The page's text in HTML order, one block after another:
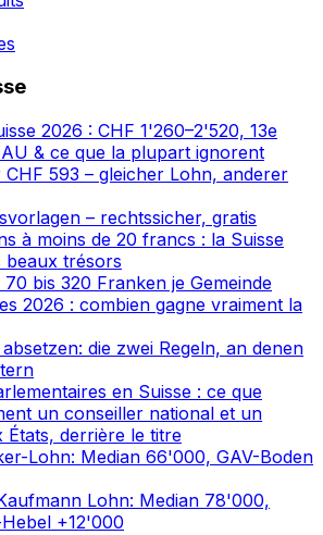
2026 : CHF 1'260–2'520, 13e
& ce que la plupart ignorent
CHF 593 – gleicher Lohn, anderer
– rechtssicher, gratis
à moins de 20 francs : la Suisse
trésors
bis 320 Franken je Gemeinde
2026 : combien gagne vraiment la
die zwei Regeln, an denen
en Suisse : ce que
un conseiller national et un
États, derrière le titre
Lohn: Median 66'000, GAV-Boden
Lohn: Median 78'000,
+12'000